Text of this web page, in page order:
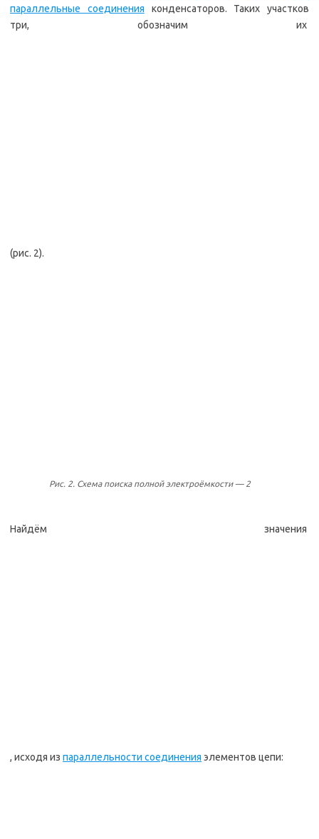
параллельные соединения конденсаторов. Таких участков
три, обозначим их
(рис. 2).
Рис. 2. Схема поиска полной электроёмкости — 2
Найдём значения
, исходя из параллельности соединения элементов цепи: